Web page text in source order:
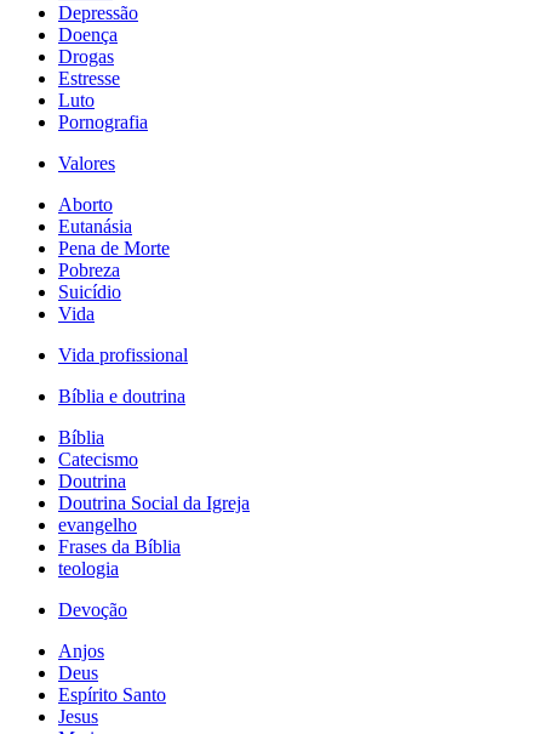
Depressão
Doença
Drogas
Estresse
Luto
Pornografia
Valores
Aborto
Eutanásia
Pena de Morte
Pobreza
Suicídio
Vida
Vida profissional
Bíblia e doutrina
Bíblia
Catecismo
Doutrina
Doutrina Social da Igreja
evangelho
Frases da Bíblia
teologia
Devoção
Anjos
Deus
Espírito Santo
Jesus